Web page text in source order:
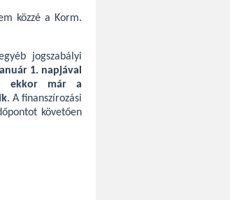
közzé a Korm.
jogszabályi
1. napjával
ekkor már a
. A finanszírozási
követően